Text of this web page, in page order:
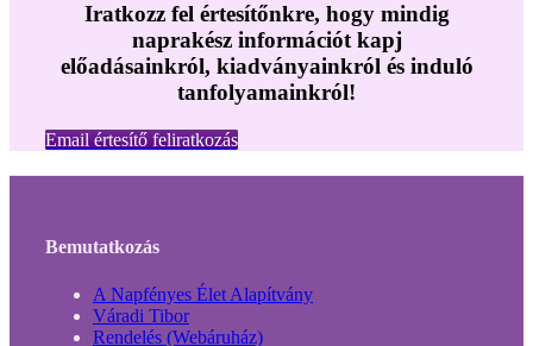
Iratkozz fel értesítőnkre, hogy mindig
naprakész információt kapj
előadásainkról, kiadványainkról és induló
tanfolyamainkról!
Email értesítő feliratkozás
Bemutatkozás
A Napfényes Élet Alapítvány
Váradi Tibor
Rendelés (Webáruház)